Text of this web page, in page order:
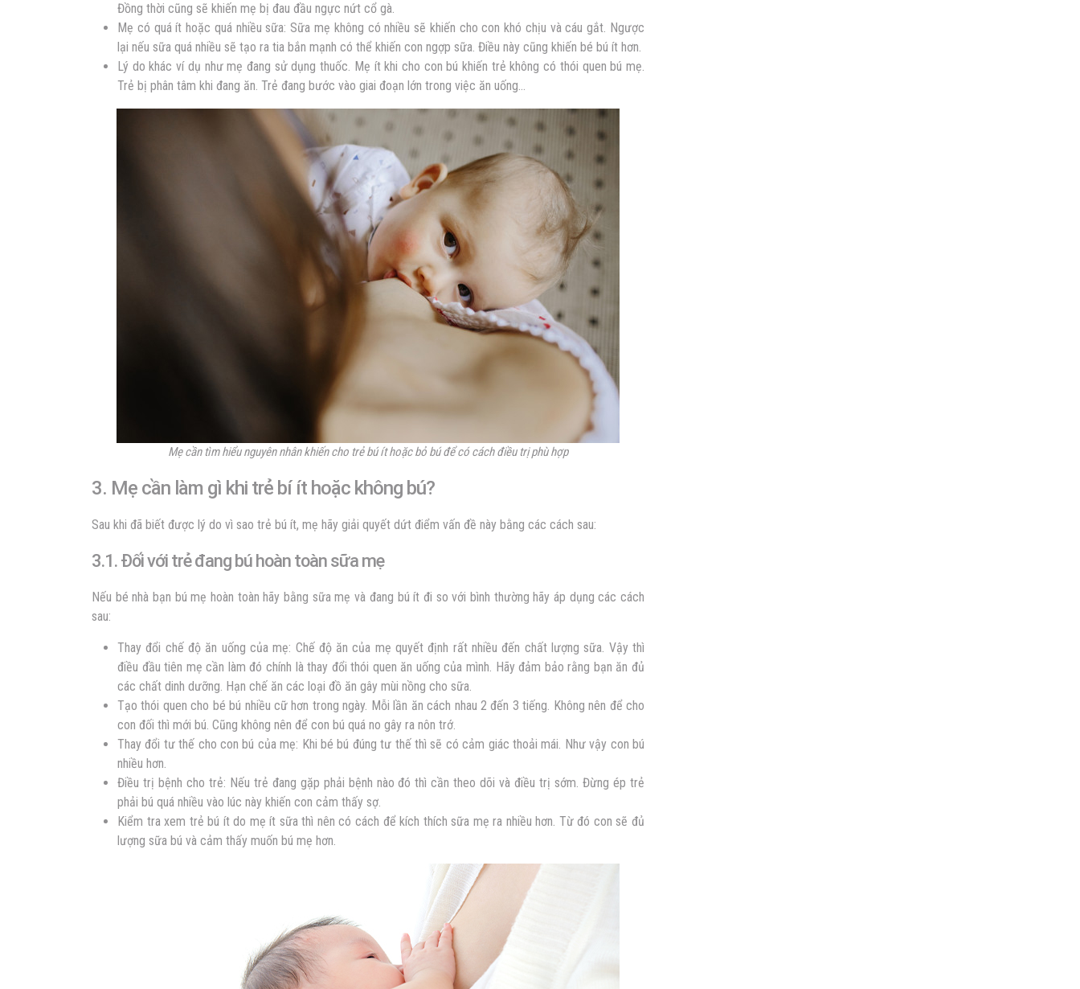
Đồng thời cũng sẽ khiến mẹ bị đau đầu ngực nứt cổ gà.
Mẹ có quá ít hoặc quá nhiều sữa: Sữa mẹ không có nhiều sẽ khiến cho con khó chịu và cáu gắt. Ngược
lại nếu sữa quá nhiều sẽ tạo ra tia bắn mạnh có thể khiến con ngợp sữa. Điều này cũng khiến bé bú ít hơn.
Lý do khác ví dụ như mẹ đang sử dụng thuốc. Mẹ ít khi cho con bú khiến trẻ không có thói quen bú mẹ.
Trẻ bị phân tâm khi đang ăn. Trẻ đang bước vào giai đoạn lớn trong việc ăn uống…
Mẹ cần tìm hiểu nguyên nhân khiến cho trẻ bú ít hoặc bỏ bú để có cách điều trị phù hợp
3. Mẹ cần làm gì khi trẻ bí ít hoặc không bú?
Sau khi đã biết được lý do vì sao trẻ bú ít, mẹ hãy giải quyết dứt điểm vấn đề này bằng các cách sau:
3.1. Đối với trẻ đang bú hoàn toàn sữa mẹ
Nếu bé nhà bạn bú mẹ hoàn toàn hãy bằng sữa mẹ và đang bú ít đi so với bình thường hãy áp dụng các cách
sau:
Thay đổi chế độ ăn uống của mẹ: Chế độ ăn của mẹ quyết định rất nhiều đến chất lượng sữa. Vậy thì
điều đầu tiên mẹ cần làm đó chính là thay đổi thói quen ăn uống của mình. Hãy đảm bảo rằng bạn ăn đủ
các chất dinh dưỡng. Hạn chế ăn các loại đồ ăn gây mùi nồng cho sữa.
Tạo thói quen cho bé bú nhiều cữ hơn trong ngày. Mỗi lần ăn cách nhau 2 đến 3 tiếng. Không nên để cho
con đối thì mới bú. Cũng không nên để con bú quá no gây ra nôn trớ.
Thay đổi tư thế cho con bú của mẹ: Khi bé bú đúng tư thế thì sẽ có cảm giác thoải mái. Như vậy con bú
nhiều hơn.
Điều trị bệnh cho trẻ: Nếu trẻ đang gặp phải bệnh nào đó thì cần theo dõi và điều trị sớm. Đừng ép trẻ
phải bú quá nhiều vào lúc này khiến con cảm thấy sợ.
Kiểm tra xem trẻ bú ít do mẹ ít sữa thì nên có cách để kích thích sữa mẹ ra nhiều hơn. Từ đó con sẽ đủ
lượng sữa bú và cảm thấy muốn bú mẹ hơn.